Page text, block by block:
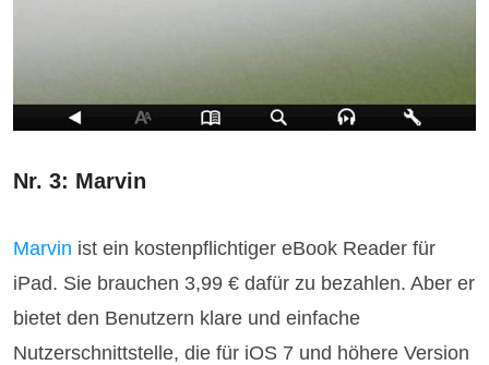
Nr. 3: Marvin
Marvin ist ein kostenpflichtiger eBook Reader für
iPad. Sie brauchen 3,99 € dafür zu bezahlen. Aber er
bietet den Benutzern klare und einfache
Nutzerschnittstelle, die für iOS 7 und höhere Version